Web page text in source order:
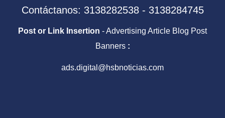
Contáctanos: 3138282538 - 3138284745
Post or Link Insertion - Advertising Article Blog Post
Banners :
ads.digital@hsbnoticias.com